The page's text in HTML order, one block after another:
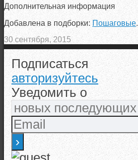
Дополнительная информация
Добавлена в подборки:Пошаговые.
30 сентября, 2015
Подписаться
авторизуйтесь
Уведомить о